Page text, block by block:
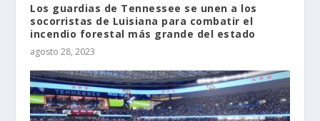
Los guardias de Tennessee se unen a los
socorristas de Luisiana para combatir el
incendio forestal más grande del estado
agosto 28, 2023